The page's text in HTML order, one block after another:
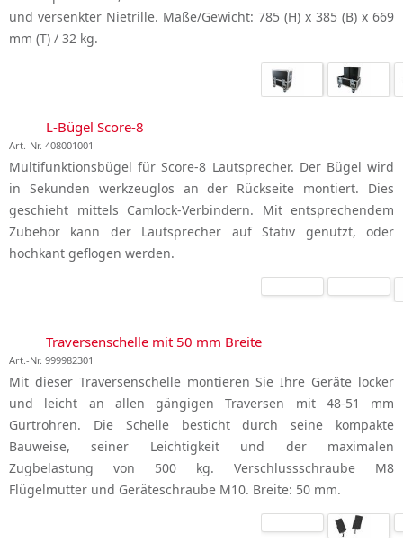
und versenkter Nietrille. Maße/Gewicht: 785 (H) x 385 (B) x 669
mm (T) / 32 kg.
L-Bügel Score-8
Art.-Nr. 408001001
Multifunktionsbügel für Score-8 Lautsprecher. Der Bügel wird
in Sekunden werkzeuglos an der Rückseite montiert. Dies
geschieht mittels Camlock-Verbindern. Mit entsprechendem
Zubehör kann der Lautsprecher auf Stativ genutzt, oder
hochkant geflogen werden.
Traversenschelle mit 50 mm Breite
Art.-Nr. 999982301
Mit dieser Traversenschelle montieren Sie Ihre Geräte locker
und leicht an allen gängigen Traversen mit 48-51 mm
Gurtrohren. Die Schelle besticht durch seine kompakte
Bauweise, seiner Leichtigkeit und der maximalen
Zugbelastung von 500 kg. Verschlussschraube M8
Flügelmutter und Geräteschraube M10. Breite: 50 mm.